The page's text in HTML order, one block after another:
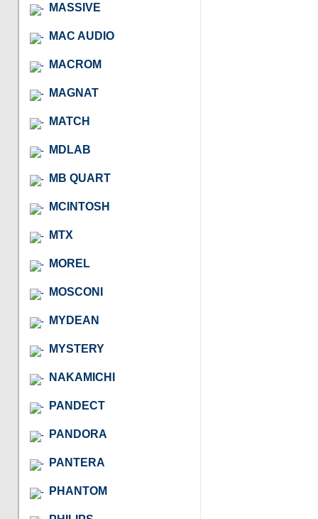
MASSIVE
MAC AUDIO
MACROM
MAGNAT
MATCH
MDLAB
MB QUART
MCINTOSH
MTX
MOREL
MOSCONI
MYDEAN
MYSTERY
NAKAMICHI
PANDECT
PANDORA
PANTERA
PHANTOM